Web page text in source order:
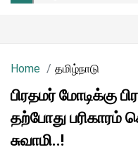
Home தமிழ்நாடு
பிரதமர் மோடிக்கு
தற்போது பரிகாரம்
சுவாமி..!